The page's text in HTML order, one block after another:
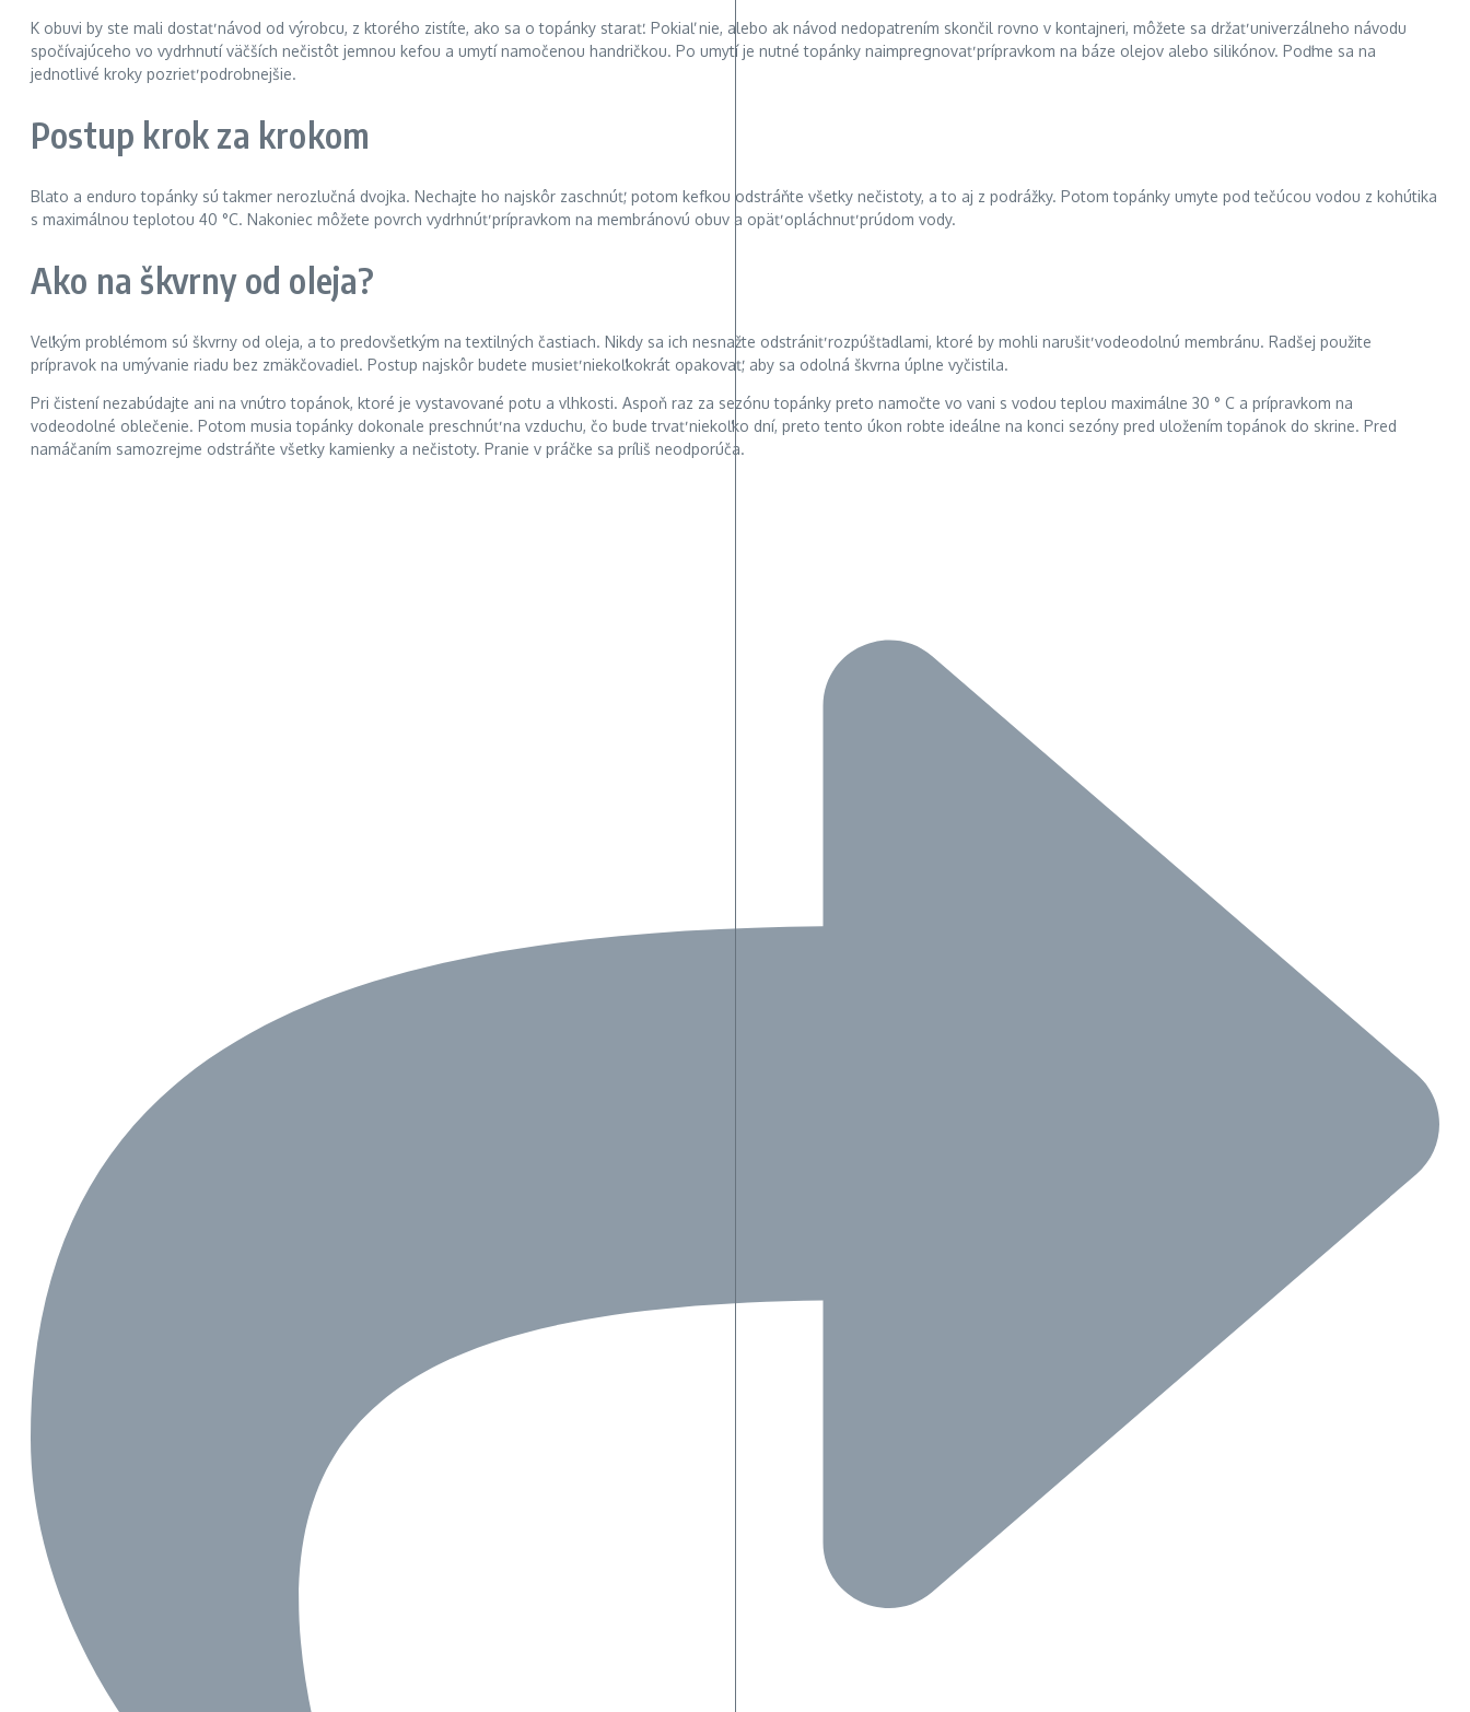
K obuvi by ste mali dostať návod od výrobcu, z ktorého zistíte, ako sa o topánky starať. Pokiaľ nie, alebo ak návod nedopatrením skončil rovno v kontajneri, môžete sa držať univerzálneho návodu
spočívajúceho vo vydrhnutí väčších nečistôt jemnou kefou a umytí namočenou handričkou. Po umytí je nutné topánky naimpregnovať prípravkom na báze olejov alebo silikónov. Poďme sa na
jednotlivé kroky pozrieť podrobnejšie.
Postup krok za krokom
Blato a enduro topánky sú takmer nerozlučná dvojka. Nechajte ho najskôr zaschnúť, potom kefkou odstráňte všetky nečistoty, a to aj z podrážky. Potom topánky umyte pod tečúcou vodou z kohútika
s maximálnou teplotou 40 °C. Nakoniec môžete povrch vydrhnúť prípravkom na membránovú obuv a opäť opláchnuť prúdom vody.
Ako na škvrny od oleja?
Veľkým problémom sú škvrny od oleja, a to predovšetkým na textilných častiach. Nikdy sa ich nesnažte odstrániť rozpúšťadlami, ktoré by mohli narušiť vodeodolnú membránu. Radšej použite
prípravok na umývanie riadu bez zmäkčovadiel. Postup najskôr budete musieť niekoľkokrát opakovať, aby sa odolná škvrna úplne vyčistila.
Pri čistení nezabúdajte ani na vnútro topánok, ktoré je vystavované potu a vlhkosti. Aspoň raz za sezónu topánky preto namočte vo vani s vodou teplou maximálne 30 ° C a prípravkom na
vodeodolné oblečenie. Potom musia topánky dokonale preschnúť na vzduchu, čo bude trvať niekoľko dní, preto tento úkon robte ideálne na konci sezóny pred uložením topánok do skrine. Pred
namáčaním samozrejme odstráňte všetky kamienky a nečistoty. Pranie v práčke sa príliš neodporúča.